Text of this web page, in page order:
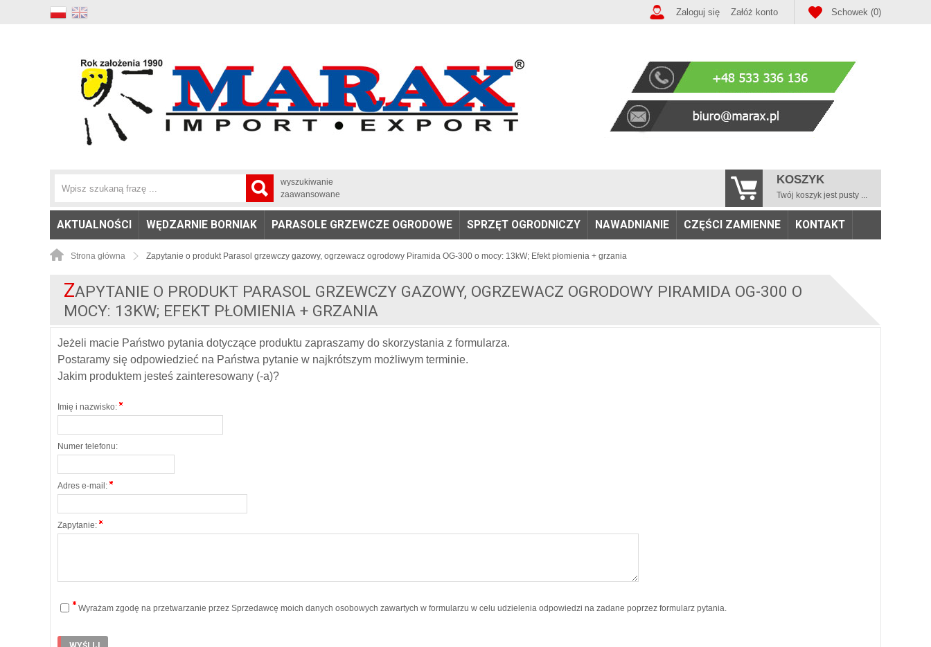
Schowek (0)
Zaloguj się Załóż konto
wyszukiwanie
zaawansowane
KOSZYK
Twój koszyk jest pusty ...
AKTUALNOŚCI WĘDZARNIE BORNIAK PARASOLE GRZEWCZE OGRODOWE SPRZĘT OGRODNICZY NAWADNIANIE CZĘŚCI ZAMIENNE KONTAKT
Strona główna Zapytanie o produkt Parasol grzewczy gazowy, ogrzewacz ogrodowy Piramida OG-300 o mocy: 13kW; Efekt płomienia + grzania
ZAPYTANIE O PRODUKT PARASOL GRZEWCZY GAZOWY, OGRZEWACZ OGRODOWY PIRAMIDA OG-300 O
MOCY: 13KW; EFEKT PŁOMIENIA + GRZANIA
Jeżeli macie Państwo pytania dotyczące produktu zapraszamy do skorzystania z formularza.
Postaramy się odpowiedzieć na Państwa pytanie w najkrótszym możliwym terminie.
Jakim produktem jesteś zainteresowany (-a)?
Imię i nazwisko:
Numer telefonu:
Adres e-mail:
Zapytanie:
Wyrażam zgodę na przetwarzanie przez Sprzedawcę moich danych osobowych zawartych w formularzu w celu udzielenia odpowiedzi na zadane poprzez formularz pytania.